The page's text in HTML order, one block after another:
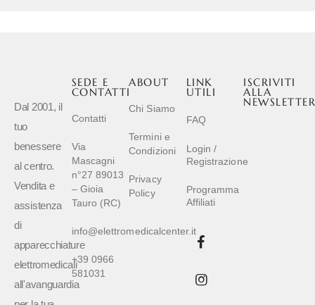
Dal 2001, il
tuo
benessere
al centro.
Vendita e
assistenza
di
apparecchiature
elettromedicali
all'avanguardia
LINK
UTILI
FAQ
Login /
Registrazione
Programma
Affiliati
ABOUT
Chi Siamo
Termini e
Condizioni
Privacy
Policy
SEDE E
CONTATTI
Contatti
Via
Mascagni
n°27 89013
– Gioia
Tauro (RC)
info@elettromedicalcenter.it
+39 0966
581031
ISCRIVITI
ALLA